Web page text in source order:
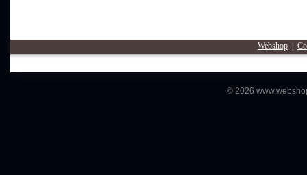
Webshop|
© 2026